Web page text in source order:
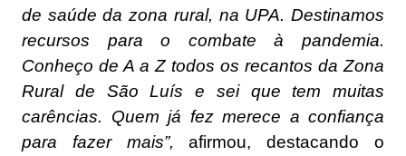
de saúde da zona rural, na UPA. Destinamos
recursos para o combate à pandemia.
Conheço de A a Z todos os recantos da Zona
Rural de São Luís e sei que tem muitas
carências. Quem já fez merece a confiança
para fazer mais”,afirmou, destacando o